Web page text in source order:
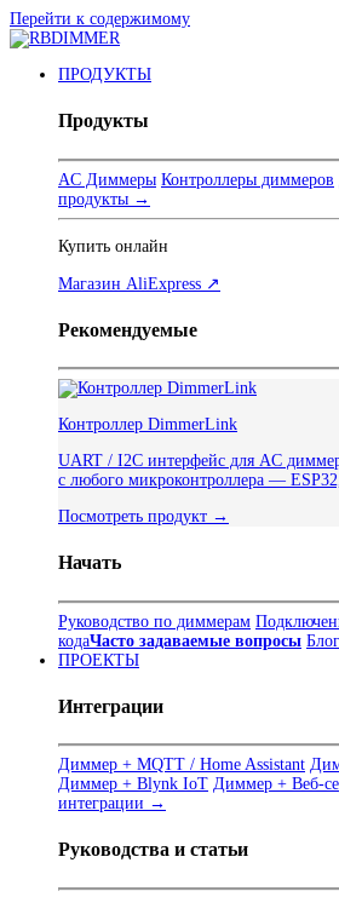
Перейти к содержимому
ПРОДУКТЫ
Продукты
AC Диммеры Контроллеры диммеров
продукты →
Купить онлайн
Магазин AliExpress ↗
Рекомендуемые
Контроллер DimmerLink
UART / I2C интерфейс для AC
с любого микроконтроллера —
Посмотреть продукт →
Начать
Руководство по диммерам
кодаЧасто задаваемые вопросы
ПРОЕКТЫ
Интеграции
Диммер + MQTT / Home Assistant
Диммер + Blynk IoT Диммер + Веб-
интеграции →
Руководства и статьи